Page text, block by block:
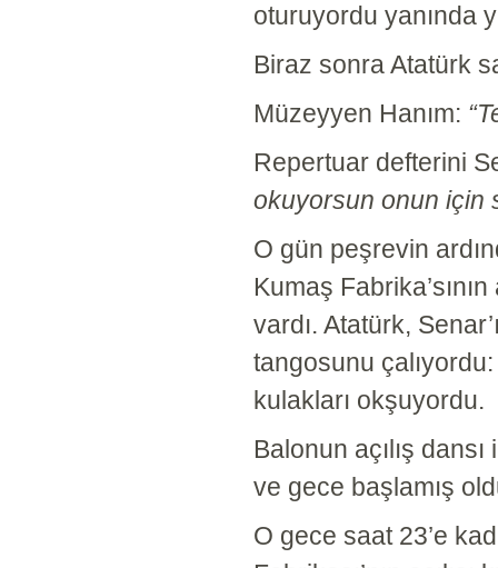
oturuyordu yanında
Biraz sonra Atatürk
Müzeyyen Hanım:
Repertuar defterini
okuyorsun onun için
O gün peşrevin
Kumaş
vardı. Atatürk,
tangosunu
kulakları okşuyordu.
Balonun açılış
ve gece başlamış
O gece saat 23’e